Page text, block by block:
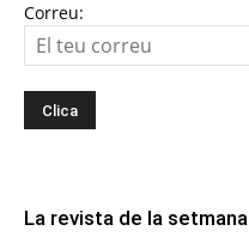
Correu:
La revista de la setmana